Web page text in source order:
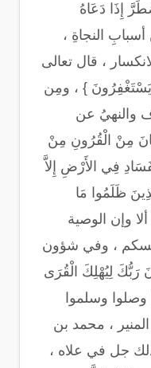
إِذَا دَعَاهُ
النجاةِ ،
، قال تعالى
يَسْتَغْفِرُونَ } ، ومِن
والنهيُ عن
كَانَ مِنْ الْقُرُونِ مِنْ
فِي الأَرْضِ إِلاَّ
ظَلَمُوا مَا
وإن الوصية
، وفي شؤون
رَبُّكَ لِيُهْلِكَ الْقُرَى
وسلموا
، محمد بن
جل في علاه ،